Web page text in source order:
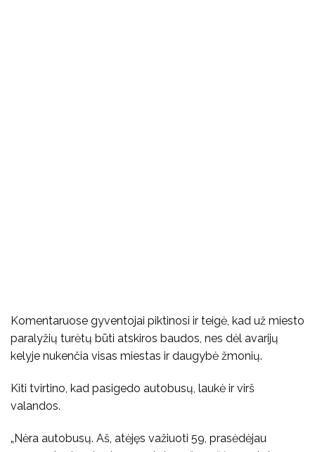
Komentaruose gyventojai piktinosi ir teigė, kad už miesto
paralyžių turėtų būti atskiros baudos, nes dėl avarijų
kelyje nukenčia visas miestas ir daugybė žmonių.
Kiti tvirtino, kad pasigedo autobusų, laukė ir virš
valandos.
„Nėra autobusų. Aš, atėjęs važiuoti 59, prasėdėjau